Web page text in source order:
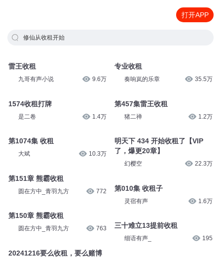
打开APP
修仙从收租开始
雷王收租
九哥有声小说 9.6万
1574收租打牌
是二卷 1.4万
第1074集 收租
大斌 10.3万
第151章 熊霸收租
圆在方中_青羽九方 772
第150章 熊霸收租
圆在方中_青羽九方 763
20241216要么收租，要么赌博
专业收租
奏响岚的乐章 35.5万
第457集雷王收租
猪二禅 1.2万
明天下 434 开始收租了【VIP
了，爆更20章】
幻樱空 22.3万
第010集 收租子
灵宿有声 1.6万
三十难立13提前收租
细语有声_ 195